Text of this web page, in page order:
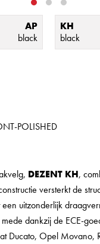
AP
black
KH
black
POLISHED
DEZENT KH,
versterkt de
uitzonderlijk
dankzij de ECE-
Ducato, Opel Movano,